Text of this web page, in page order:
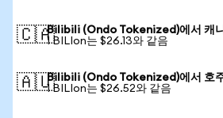
🇨🇦Bilibili (Ondo Tokenized)에서 캐
1 BILIon는 $26.13와 같음
🇦🇺Bilibili (Ondo Tokenized)에서 호
1 BILIon는 $26.52와 같음